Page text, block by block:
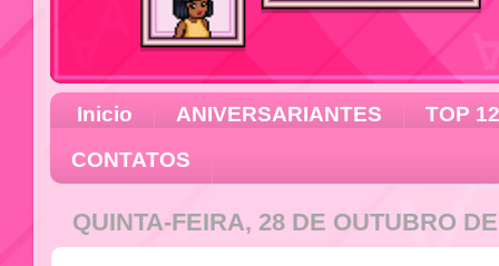
Inicio ANIVERSARIANTES
TOP 12
CONTATOS
QUINTA-FEIRA, 28 DE OUTUBRO